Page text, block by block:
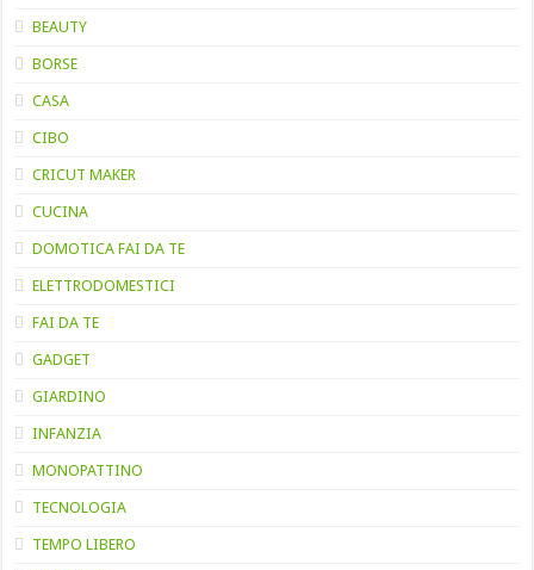
BEAUTY
BORSE
CASA
CIBO
CRICUT MAKER
CUCINA
DOMOTICA FAI DA TE
ELETTRODOMESTICI
FAI DA TE
GADGET
GIARDINO
INFANZIA
MONOPATTINO
TECNOLOGIA
TEMPO LIBERO